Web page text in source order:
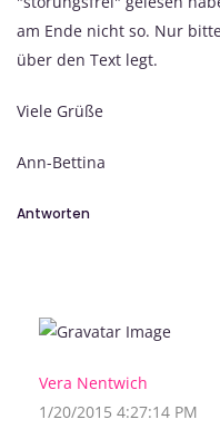
am Ende nicht so. Nur
über den Text legt.
Viele Grüße
Ann-Bettina
Antworten
Vera Nentwich
1/20/2015 4:27:14 PM